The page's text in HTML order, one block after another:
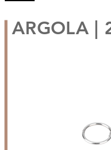
ARGOLA |